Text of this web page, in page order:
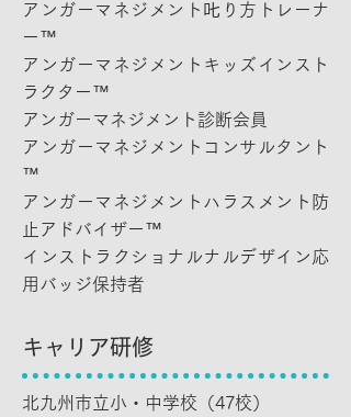
アンガーマネジメント𠮟り方トレーナ
ー™
アンガーマネジメントキッズインスト
ラクター™
アンガーマネジメント診断会員
アンガーマネジメントコンサルタント
™
アンガーマネジメントハラスメント防
止アドバイザー™
インストラクショナルナルデザイン応
用バッジ保持者
キャリア研修
北九州市立小・中学校（47校）